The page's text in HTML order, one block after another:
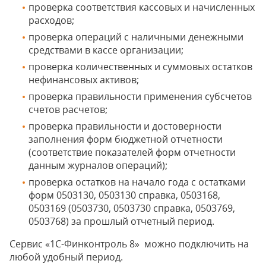
проверка соответствия кассовых и начисленных
расходов;
проверка операций с наличными денежными
средствами в кассе организации;
проверка количественных и суммовых остатков
нефинансовых активов;
проверка правильности применения субсчетов
счетов расчетов;
проверка правильности и достоверности
заполнения форм бюджетной отчетности
(соответствие показателей форм отчетности
данным журналов операций);
проверка остатков на начало года с остатками
форм 0503130, 0503130 справка, 0503168,
0503169 (0503730, 0503730 справка, 0503769,
0503768) за прошлый отчетный период.
Сервис «1С-Финконтроль 8» можно подключить на
любой удобный период.